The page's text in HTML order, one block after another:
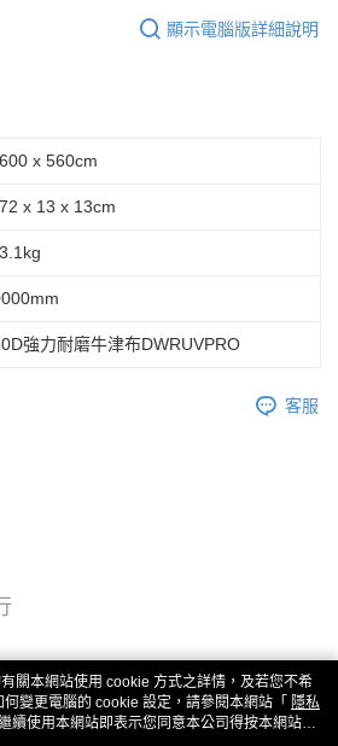
顯示電腦版詳細說明
x 560cm
x 13 x 13cm
強力耐磨牛津布DWRUVPRO
客服
關本網站使用 cookie 方式之詳情，及若您不希
變更電腦的 cookie 設定，請參閱本網站「 隱私
續使用本網站即表示您同意本公司得按本網站使